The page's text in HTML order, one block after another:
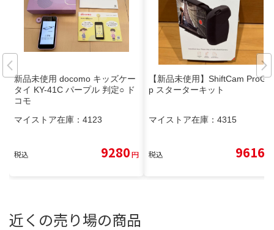
新品未使用 docomo キッズケー
タイ KY-41C パープル 判定○ ド
コモ
マイストア在庫： 4123
税込 9280円
【新品未使用】ShiftCam ProGri
p スターターキット
マイストア在庫： 4315
税込 9616
近くの売り場の商品